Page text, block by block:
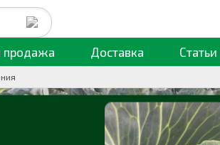
продажа Доставка Статьи